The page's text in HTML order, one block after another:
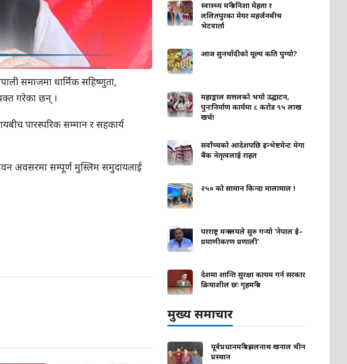
समाजमा धार्मिक सहिष्णुता,
गरेका छन् ।
पारस्परिक सम्मान र सहकार्य
अवसरमा सम्पूर्ण मुस्लिम समुदायलाई
स्वास्थ्य मन्त्री निशा मेहता र
ललितपुरका मेयर महर्जनबीच
भेटवार्ता
आज सुनचाँदीको मूल्य कति पुग्यो?
महाङ्काल सत्तलको भयो उद्घाटन,
पुनःनिर्माण कार्यमा ८ करोड ९५ लाख
खर्च!
सर्वोच्चको आदेशपछि इन्भेष्टमेन्ट मेगा
बैंक नेतृत्वलाई राहत
२५० को सामान किन्दा मालामाल !
परराष्ट्र मन्त्रालयले सुरु गर्‍यो ‘नेपाल ई–
प्रमाणीकरण प्रणाली’
देशमा शान्ति सुरक्षा कायम गर्न सरकार
क्रियाशील छः गृहमन्त्री
मुख्य समाचार
पूर्वप्रधानमन्त्री झलनाथ खनाल चीन
प्रस्थान